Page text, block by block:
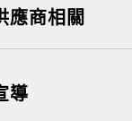
應商相關
導